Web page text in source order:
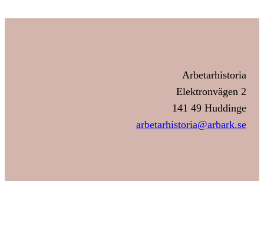
Arbetarhistoria
Elektronvägen 2
141 49 Huddinge
arbetarhistoria@arbark.se